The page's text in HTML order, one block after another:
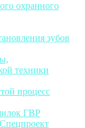
охранного
зубов
техники
процесс
ГВР
Спецпроект